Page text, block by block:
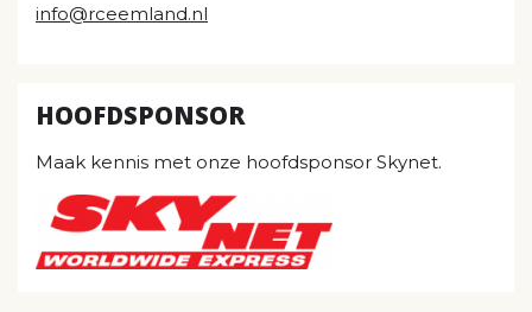
info@rceemland.nl
HOOFDSPONSOR
Maak kennis met onze hoofdsponsor Skynet.